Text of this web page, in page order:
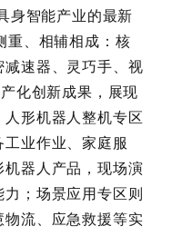
身智能产业的最新
重、相辅相成：核
速器、灵巧手、视
化创新成果，展现
形机器人整机专区
业作业、家庭服
器人产品，现场演
；场景应用专区则
流、应急救援等实